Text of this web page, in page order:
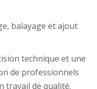
balayage et ajout
technique et une
de professionnels
travail de qualité.